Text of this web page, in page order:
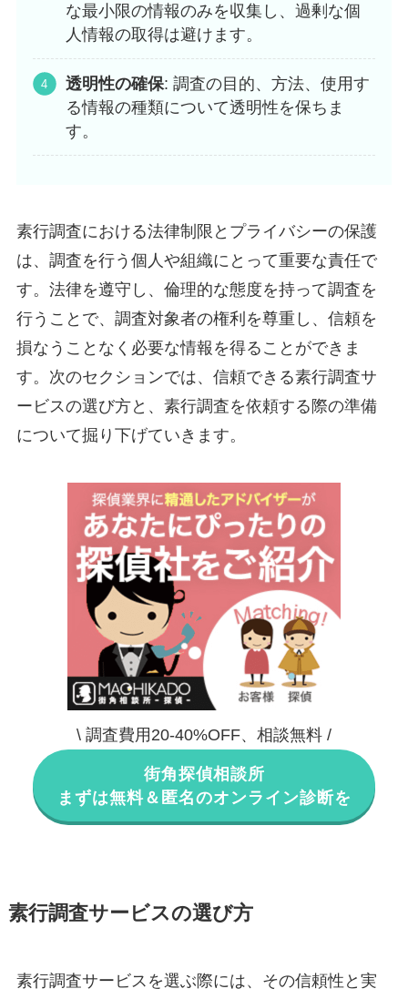
な最小限の情報のみを収集し、過剰な個
人情報の取得は避けます。
透明性の確保: 調査の目的、方法、使用す
る情報の種類について透明性を保ちま
す。
素行調査における法律制限とプライバシーの保護
は、調査を行う個人や組織にとって重要な責任で
す。法律を遵守し、倫理的な態度を持って調査を
行うことで、調査対象者の権利を尊重し、信頼を
損なうことなく必要な情報を得ることができま
す。次のセクションでは、信頼できる素行調査サ
ービスの選び方と、素行調査を依頼する際の準備
について掘り下げていきます。
\ 調査費用20-40%OFF、相談無料 /
街角探偵相談所
まずは無料＆匿名のオンライン診断を
素行調査サービスの選び方
素行調査サービスを選ぶ際には、その信頼性と実